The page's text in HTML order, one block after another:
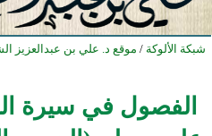
شبكة الألوكة / موقع د. علي بن عبدالعزيز
الفصول في سيرة